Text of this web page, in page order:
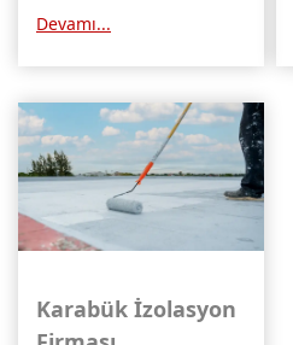
getiren yüksek kaliteli
hizmetlerimizle tanınırız.
Devamı...
Karabük İzolasyon